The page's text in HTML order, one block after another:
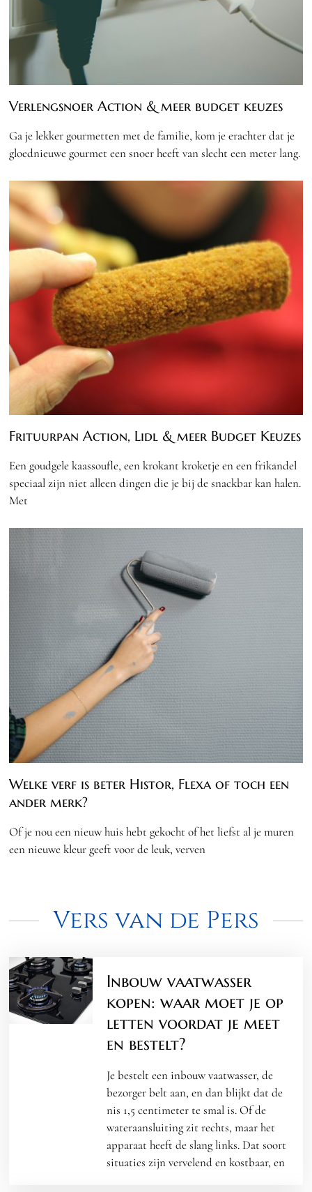
Verlengsnoer Action & meer budget keuzes
Ga je lekker gourmetten met de familie, kom je erachter dat je
gloednieuwe gourmet een snoer heeft van slecht een meter lang.
Frituurpan Action, Lidl & meer Budget Keuzes
Een goudgele kaassoufle, een krokant kroketje en een frikandel
speciaal zijn niet alleen dingen die je bij de snackbar kan halen.
Met
Welke verf is beter Histor, Flexa of toch een
ander merk?
Of je nou een nieuw huis hebt gekocht of het liefst al je muren
een nieuwe kleur geeft voor de leuk, verven
Vers van de Pers
Inbouw vaatwasser
kopen: waar moet je op
letten voordat je meet
en bestelt?
Je bestelt een inbouw vaatwasser, de
bezorger belt aan, en dan blijkt dat de
nis 1,5 centimeter te smal is. Of de
wateraansluiting zit rechts, maar het
apparaat heeft de slang links. Dat soort
situaties zijn vervelend en kostbaar, en